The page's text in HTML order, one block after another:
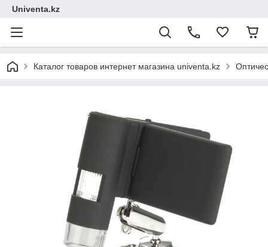
Univenta.kz
Каталог товаров интернет магазина univenta.kz